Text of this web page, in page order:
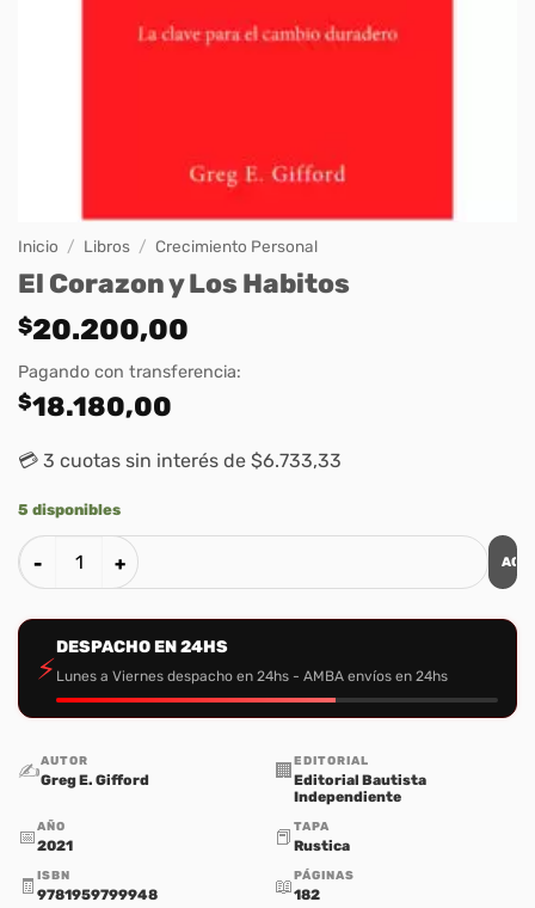
Inicio / Libros / Crecimiento Personal
El Corazon y Los Habitos
$20.200,00
Pagando con transferencia:
$18.180,00
💳 3 cuotas sin interés de $6.733,33
5 disponibles
El Corazon y Los Habitos cantidad
⚡
DESPACHO EN 24HS
Lunes a Viernes despacho en 24hs - AMBA envíos en 24hs
✍️AUTOR
Greg E. Gifford 🏢 EDITORIAL
Editorial Bautista
Independiente
📅AÑO
2021 📕 TAPA
Rustica
🧾 ISBN
9781959799948 📖PÁGINAS
182